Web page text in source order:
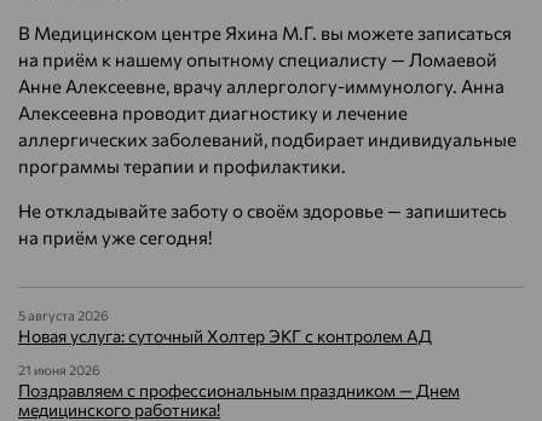
В Медицинском центре Яхина М.Г. вы можете записаться
на приём к нашему опытному специалисту — Ломаевой
Анне Алексеевне, врачу аллергологу-иммунологу. Анна
Алексеевна проводит диагностику и лечение
аллергических заболеваний, подбирает индивидуальные
программы терапии и профилактики.
Не откладывайте заботу о своём здоровье — запишитесь
на приём уже сегодня!
5 августа 2026
Новая услуга: суточный Холтер ЭКГ с контролем АД
21 июня 2026
Поздравляем с профессиональным праздником — Днем
медицинского работника!